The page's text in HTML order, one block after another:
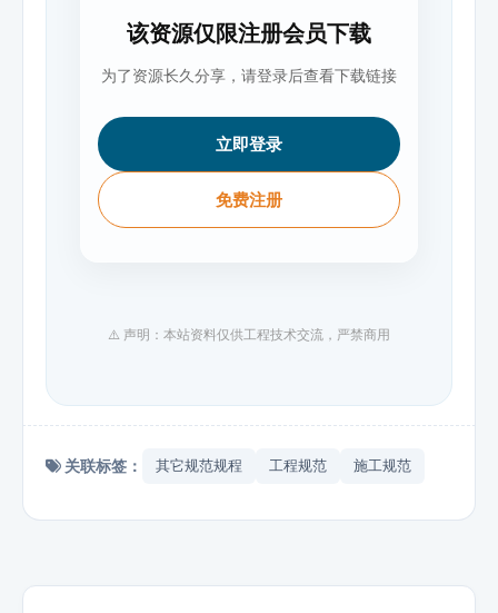
该资源仅限注册会员下载
为了资源长久分享，请登录后查看下载链接
立即登录
免费注册
⚠️ 声明：本站资料仅供工程技术交流，严禁商用
关联标签： 其它规范规程 工程规范 施工规范